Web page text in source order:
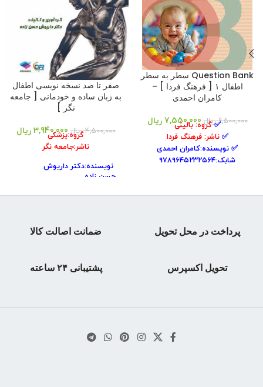
Question Bank سطر به سطر
اطفال ۱ [ فرهنگ فردا ] –
کامران احمدی
9,500,000 ریال 7,550,000 ریال ✅گروه: بالینی
✅ناشر: فرهنگ فردا
✅ نویسنده:کامران احمدی
شابک:۹۷۸۹۶۴۵۲۳۲۵۶۴
تعداد صفحه:۳۰۱
صفر تا صد نسخه نویسی اطفال
به زبان ساده و خودمانی [ جامعه
نگر ]
4,500,000 ریال 3,940,000 ریال
گروه:پزشکی
ناشر:جامعه نگر
نویسنده:دکتر داریوش
حسن زاده
سال و نوبت چاپ:اول/ ۱۳۹۹
گلاسه تمام رنگی
ضمانت اصالت کالا پرداخت در محل تحویل
پشتیبانی ۲۴ ساعته تحویل اکسپرس